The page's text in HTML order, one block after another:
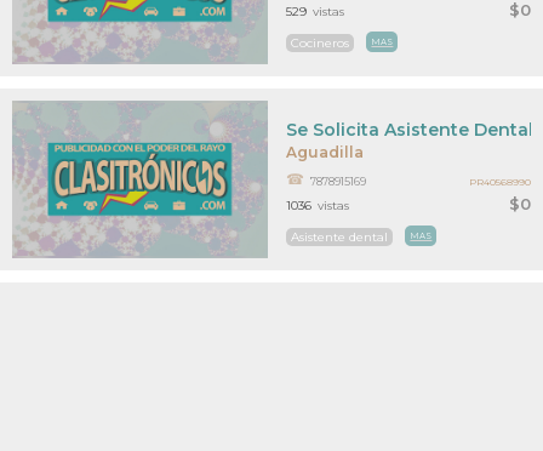
$0
Cocineros MAS
529 vistas
Aguadilla
$0
Se Solicita Asistente Dental
7878915169
Asistente dental MAS
1036 vistas
PR40568990